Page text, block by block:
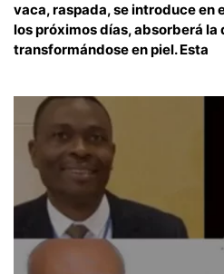
vaca, raspada, se introduce en
los próximos días, absorberá la
transformándose en piel. Esta